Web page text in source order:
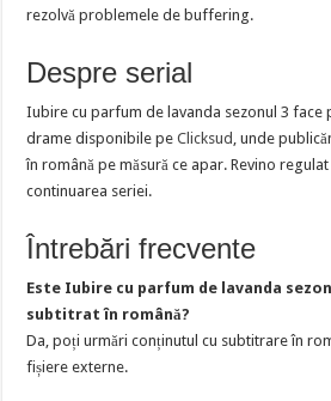
rezolvă problemele de buffering.
Despre serial
Iubire cu parfum de lavanda sezonul 3 face
drame disponibile peClicksud , unde
în română pe măsură ce apar. Revino
continuarea seriei.
Întrebări frecvente
Este Iubire cu parfum de lavanda
subtitrat în română?
Da, poți urmări conținutul cu subtitrare în
fișiere externe.